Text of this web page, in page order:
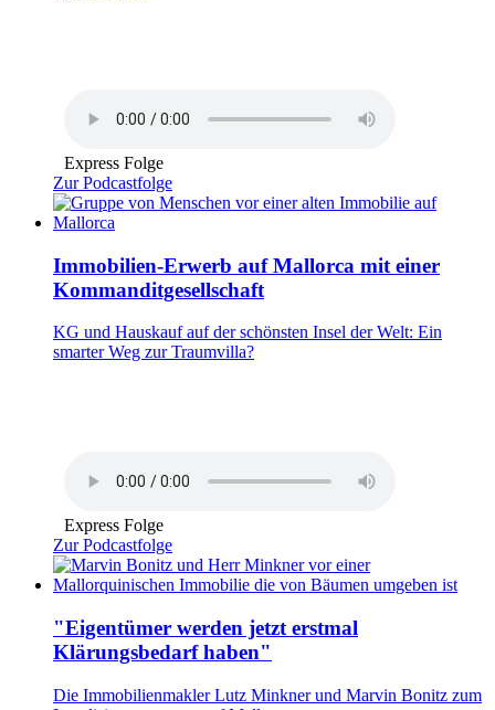
Express Folge
Zur Podcastfolge
Immobilien-Erwerb auf Mallorca mit einer
Kommanditgesellschaft
KG und Hauskauf auf der schönsten Insel der Welt: Ein
smarter Weg zur Traumvilla?
Express Folge
Zur Podcastfolge
"Eigentümer werden jetzt erstmal
Klärungsbedarf haben"
Die Immobilienmakler Lutz Minkner und Marvin Bonitz zum